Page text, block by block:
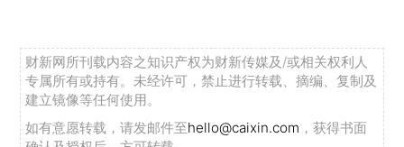
财新网所刊载内容之知识产权为财新传媒及/或相关权利人
专属所有或持有。未经许可，禁止进行转载、摘编、复制及
建立镜像等任何使用。
如有意愿转载，请发邮件至hello@caixin.com ，获得书面